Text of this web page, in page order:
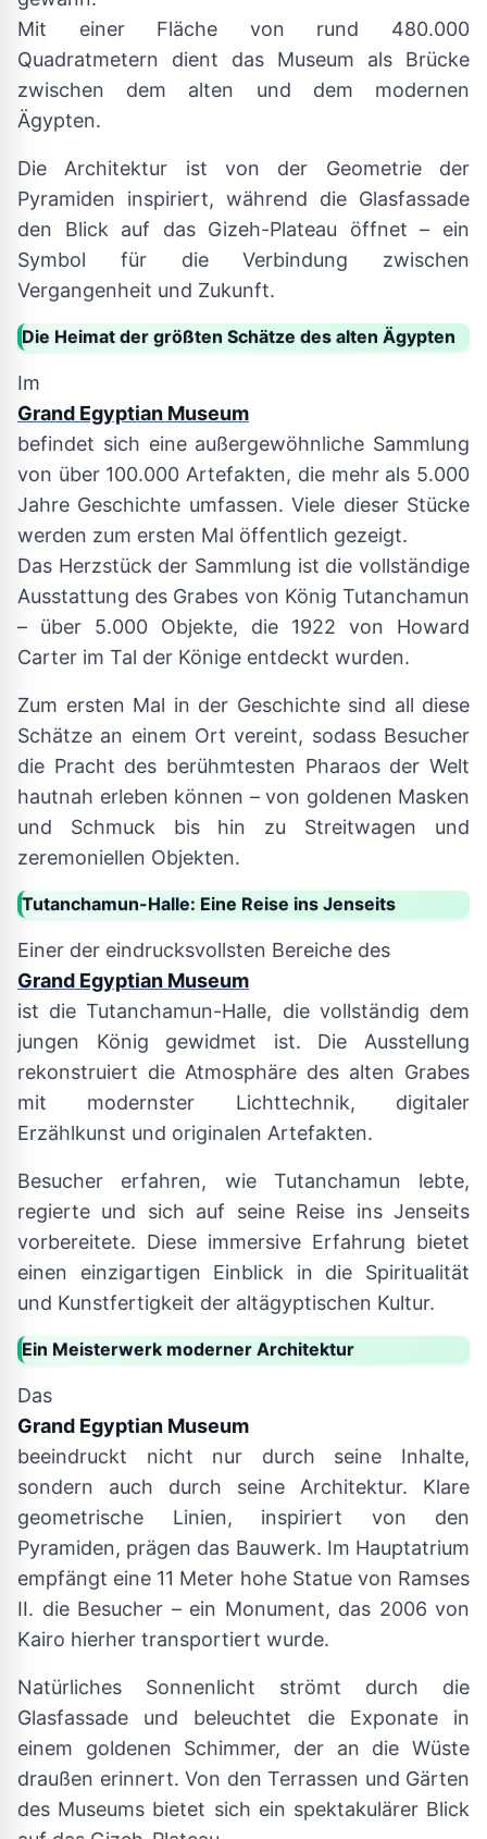
Mit einer Fläche von rund 480.000
Quadratmetern dient das Museum als Brücke
zwischen dem alten und dem modernen
Ägypten.
Die Architektur ist von der Geometrie der
Pyramiden inspiriert, während die Glasfassade
den Blick auf das Gizeh-Plateau öffnet – ein
Symbol für die Verbindung zwischen
Vergangenheit und Zukunft.
Die Heimat der größten Schätze des alten Ägypten
Im
Grand Egyptian Museum
befindet sich eine außergewöhnliche Sammlung
von über 100.000 Artefakten, die mehr als 5.000
Jahre Geschichte umfassen. Viele dieser Stücke
werden zum ersten Mal öffentlich gezeigt.
Das Herzstück der Sammlung ist die vollständige
Ausstattung des Grabes von König Tutanchamun
– über 5.000 Objekte, die 1922 von Howard
Carter im Tal der Könige entdeckt wurden.
Zum ersten Mal in der Geschichte sind all diese
Schätze an einem Ort vereint, sodass Besucher
die Pracht des berühmtesten Pharaos der Welt
hautnah erleben können – von goldenen Masken
und Schmuck bis hin zu Streitwagen und
zeremoniellen Objekten.
Tutanchamun-Halle: Eine Reise ins Jenseits
Einer der eindrucksvollsten Bereiche des
Grand Egyptian Museum
ist die Tutanchamun-Halle, die vollständig dem
jungen König gewidmet ist. Die Ausstellung
rekonstruiert die Atmosphäre des alten Grabes
mit modernster Lichttechnik, digitaler
Erzählkunst und originalen Artefakten.
Besucher erfahren, wie Tutanchamun lebte,
regierte und sich auf seine Reise ins Jenseits
vorbereitete. Diese immersive Erfahrung bietet
einen einzigartigen Einblick in die Spiritualität
und Kunstfertigkeit der altägyptischen Kultur.
Ein Meisterwerk moderner Architektur
Das
Grand Egyptian Museum
beeindruckt nicht nur durch seine Inhalte,
sondern auch durch seine Architektur. Klare
geometrische Linien, inspiriert von den
Pyramiden, prägen das Bauwerk. Im Hauptatrium
empfängt eine 11 Meter hohe Statue von Ramses
II. die Besucher – ein Monument, das 2006 von
Kairo hierher transportiert wurde.
Natürliches Sonnenlicht strömt durch die
Glasfassade und beleuchtet die Exponate in
einem goldenen Schimmer, der an die Wüste
draußen erinnert. Von den Terrassen und Gärten
des Museums bietet sich ein spektakulärer Blick